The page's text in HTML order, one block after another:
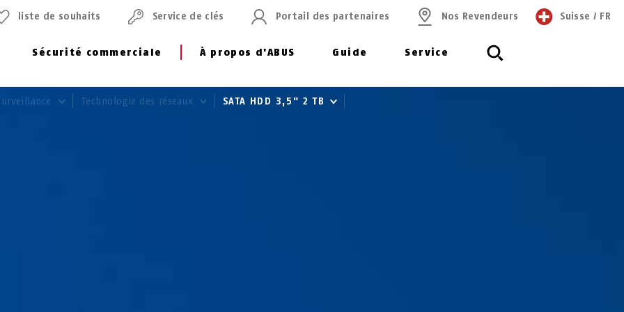
Sécurité commerciale À propos d'ABUS Guide Service
liste de souhaits Service de clés Portail des partenaires Nos Revendeurs Suisse / FR
Technologie des réseaux SATA HDD 3,5" 2 TB